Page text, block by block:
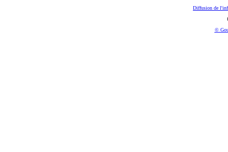
Diffusion de
©